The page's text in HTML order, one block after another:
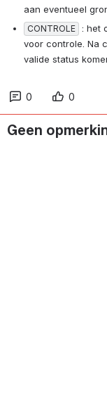
aan eventueel
CONTROLE : het
voor controle. Na
valide status
0 0
Geen